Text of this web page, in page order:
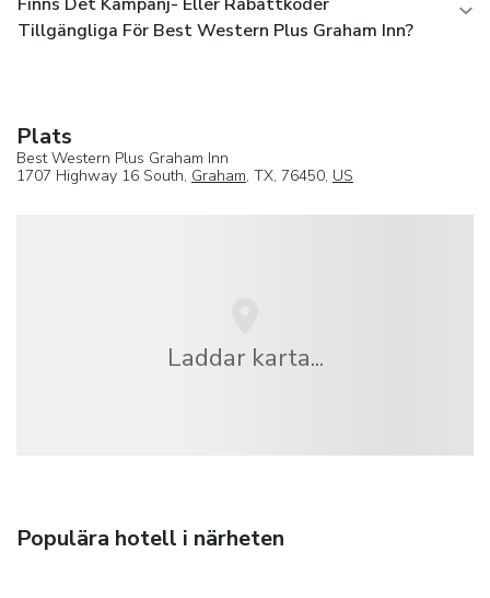
Tillgängliga För Best Western Plus Graham Inn?
Plats
Best Western Plus Graham Inn
1707 Highway 16 South, Graham, TX, 76450, US
Laddar karta...
Populära hotell i närheten